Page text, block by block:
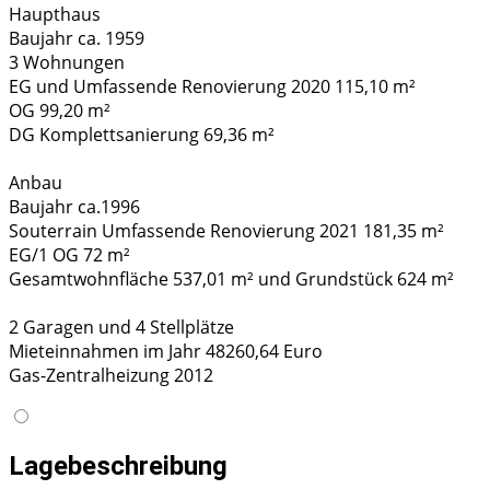
Haupthaus
Baujahr ca. 1959
3 Wohnungen
EG und Umfassende Renovierung 2020 115,10 m²
OG 99,20 m²
DG Komplettsanierung 69,36 m²
Anbau
Baujahr ca.1996
Souterrain Umfassende Renovierung 2021 181,35 m²
EG/1 OG 72 m²
Gesamtwohnfläche 537,01 m² und Grundstück 624 m²
2 Garagen und 4 Stellplätze
Mieteinnahmen im Jahr 48260,64 Euro
Gas-Zentralheizung 2012
Lagebeschreibung